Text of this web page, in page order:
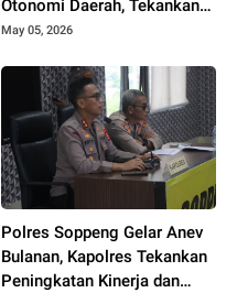
Otonomi Daerah, Tekankan
Kolaborasi dan Peningkatan
May 05, 2026
Polres Soppeng Gelar Anev
Bulanan, Kapolres Tekankan
Peningkatan Kinerja dan